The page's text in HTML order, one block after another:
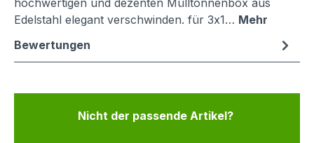
hochwertigen und dezenten Mülltonnenbox aus
Edelstahl elegant verschwinden. für 3x1… Mehr
Bewertungen
Nicht der passende Artikel?